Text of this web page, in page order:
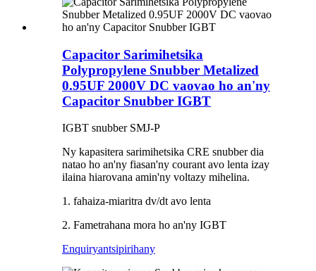
Capacitor Sarimihetsika
Polypropylene Snubber Metalized
0.95UF 2000V DC vaovao ho an'ny
Capacitor Snubber IGBT
IGBT snubber SMJ-P
Ny kapasitera sarimihetsika CRE snubber dia
natao ho an'ny fiasan'ny courant avo lenta izay
ilaina hiarovana amin'ny voltazy mihelina.
1. fahaiza-miaritra dv/dt avo lenta
2. Fametrahana mora ho an'ny IGBT
Enquiryantsipirihany